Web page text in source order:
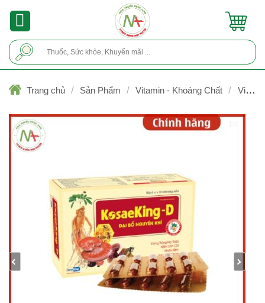
Trang chủ / Sản Phẩm / Vitamin - Khoáng Chất /